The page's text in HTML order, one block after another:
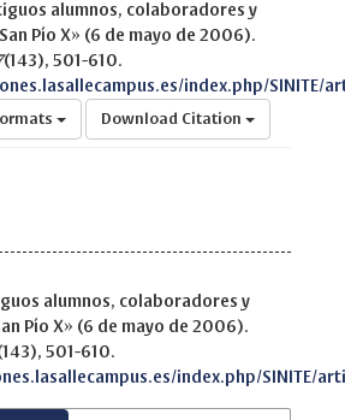
alumnos, colaboradores y
Pío X» (6 de mayo de 2006).
(143), 501-610.
index.php/SINITE/
Download Citation
alumnos, colaboradores y
Pío X» (6 de mayo de 2006).
501-610.
index.php/SINITE/